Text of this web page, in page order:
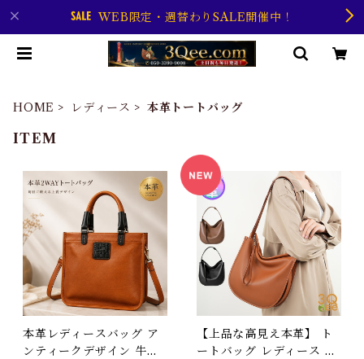
WEB限定・週替わりSALE開催中！
HOME レディース 本革トートバッグ
ITEM
本革レディースバッグ ア
ンティークデザイン 牛革
【上品な高見え本革】 ト
ートバッグ レディース 大